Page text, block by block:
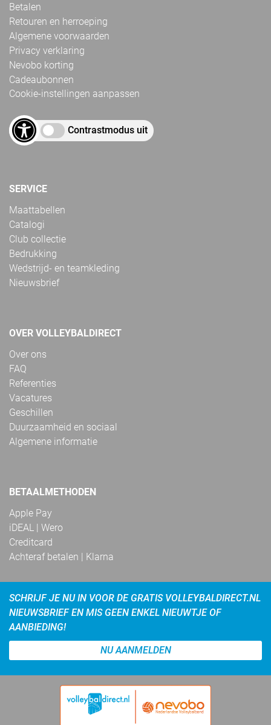
Betalen
Retouren en herroeping
Algemene voorwaarden
Privacy verklaring
Nevobo korting
Cadeaubonnen
Cookie-instellingen aanpassen
Contrastmodus uit
SERVICE
Maattabellen
Catalogi
Club collectie
Bedrukking
Wedstrijd- en teamkleding
Nieuwsbrief
OVER VOLLEYBALDIRECT
Over ons
FAQ
Referenties
Vacatures
Geschillen
Duurzaamheid en sociaal
Algemene informatie
BETAALMETHODEN
Apple Pay
iDEAL | Wero
Creditcard
Achteraf betalen | Klarna
SCHRIJF JE NU IN VOOR DE GRATIS VOLLEYBALDIRECT.NL
NIEUWSBRIEF EN MIS GEEN ENKEL NIEUWTJE OF
AANBIEDING!
NU AANMELDEN